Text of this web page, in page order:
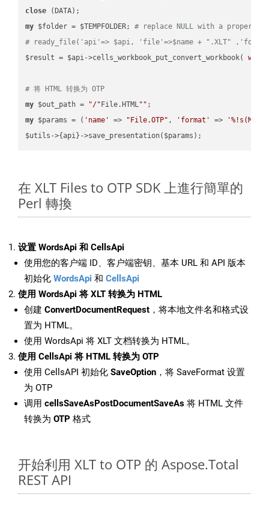
close
my $folder = $TEMPFOLDER; # replace NULL with a proper
# ready_file('api'=> $api, 'file'=>$name + ".XLT"
$result = $api->cells_workbook_put_convert_workbook(
# 将 HTML 转换为 OTP
my $out_path = "/" File.HTML""
my $params = ( 'name' => "File.OTP" , 'format' =>
在 XLT Files to OTP SDK 上進行簡單的
Perl 轉換
设置 WordsApi 和 CellsApi
使用您的客户端 ID、客户端密钥、基本 URL 和 API 版本
初始化 WordsApi 和 CellsApi
使用 WordsApi 将 XLT 转换为 HTML
创建 ConvertDocumentRequest ，将本地文件名和格式设
置为 HTML。
使用 WordsApi 将 XLT 文档转换为 HTML。
使用 CellsApi 将 HTML 转换为 OTP
使用 CellsAPI 初始化 SaveOption ，将 SaveFormat 设置
为 OTP
调用 cellsSaveAsPostDocumentSaveAs 将 HTML 文件
转换为 OTP 格式
开始利用 XLT to OTP 的 Aspose.Total
REST API